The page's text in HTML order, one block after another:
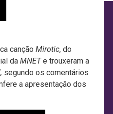
canção Mirotic, do
da MNETe trouxeram a
segundo os comentários
a apresentação dos